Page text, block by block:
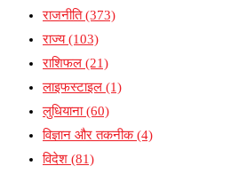
राजनीति(373)
राज्य(103)
राशिफल (21)
लाइफस्टाइल (1)
लुधियाना(60)
विज्ञान और तकनीक(4)
विदेश (81)